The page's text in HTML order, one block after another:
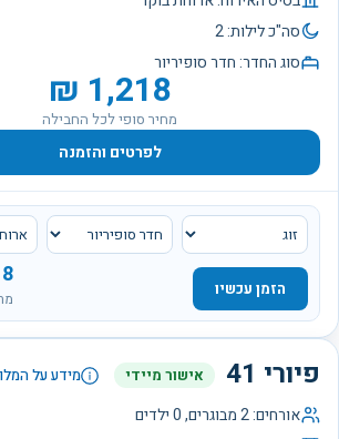
סה"כ לילות:2
סוג החדר:חדר סופיריור
1,218
₪
מחיר סופי לכל החבילה
לפרטים והזמנה
הזמן עכשיו
פיורי 41 אישור מיידי מידע על
אורחים:2מבוגרים,0ילדים